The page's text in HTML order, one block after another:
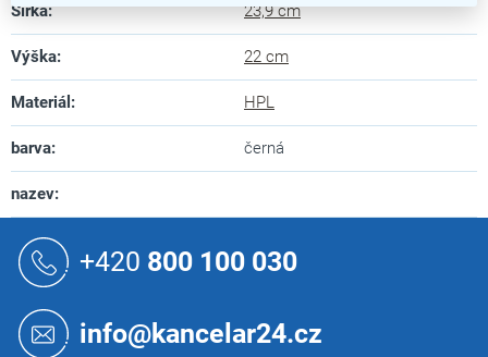
Šířka: 23,9 cm
Výška: 22 cm
Materiál : HPL
barva: černá
nazev:
+420 800 100 030
info@kancelar24.cz